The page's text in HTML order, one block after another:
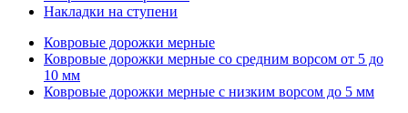
Накладки на ступени
Ковровые дорожки мерные
Ковровые дорожки мерные со средним ворсом от 5 до
10 мм
Ковровые дорожки мерные с низким ворсом до 5 мм